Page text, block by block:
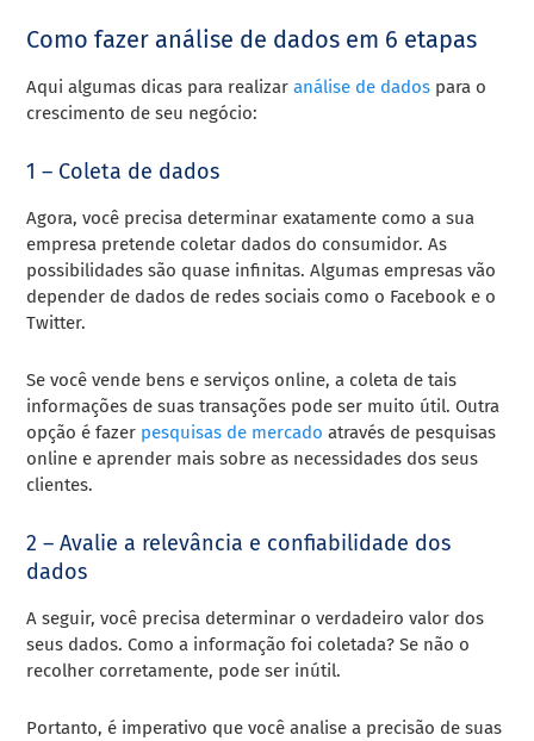
Como fazer análise de dados em 6 etapas
Aqui algumas dicas para realizaranálise de dados para o
crescimento de seu negócio:
1 – Coleta de dados
Agora, você precisa determinar exatamente como a sua
empresa pretende coletar dados do consumidor. As
possibilidades são quase infinitas. Algumas empresas vão
depender de dados de redes sociais como o Facebook e o
Twitter.
Se você vende bens e serviços online, a coleta de tais
informações de suas transações pode ser muito útil. Outra
opção é fazer pesquisas de mercado através de pesquisas
online e aprender mais sobre as necessidades dos seus
clientes.
2 – Avalie a relevância e confiabilidade dos
dados
A seguir, você precisa determinar o verdadeiro valor dos
seus dados. Como a informação foi coletada? Se não o
recolher corretamente, pode ser inútil.
Portanto, é imperativo que você analise a precisão de suas